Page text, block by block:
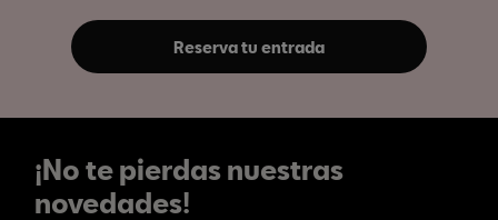
Reserva tu entrada
¡No te pierdas nuestras
novedades!